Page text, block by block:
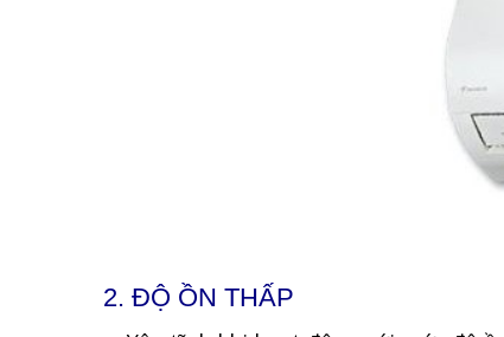
2. ĐỘ ỒN THẤP